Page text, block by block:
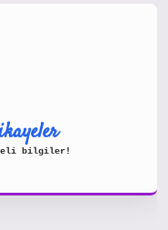
bilgiler!